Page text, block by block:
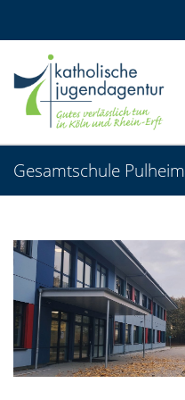
Gesamtschule Pulheim